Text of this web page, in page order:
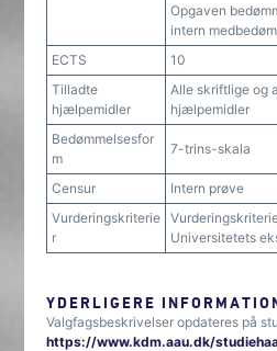
Opgaven
intern
ECTS
10
Tilladte
hjælpemidler
Alle skriftlige og
hjælpemidler
Bedømmelsesfor
m
7-trins-skala
Censur
Intern prøve
Vurderingskriterie
r
Universitetets
YDERLIGERE
Valgfagsbeskrivelser opdateres på
https://www.kdm.aau.dk/